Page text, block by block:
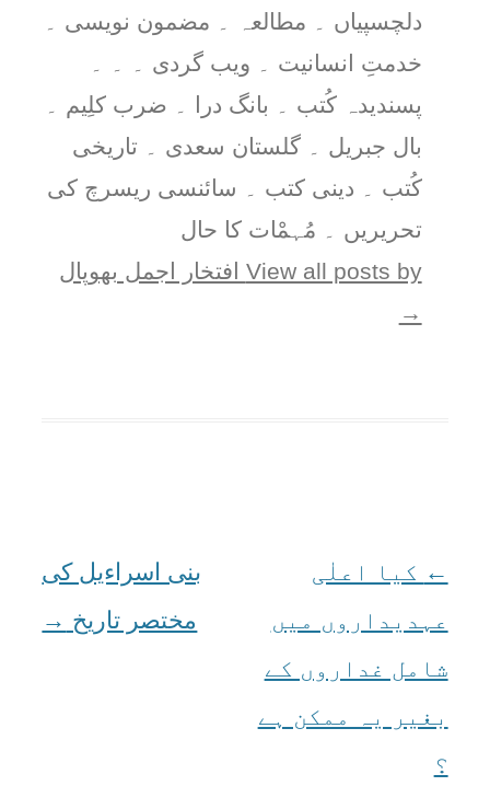
دلچسپیاں ۔ مطالعہ ۔ مضمون نویسی ۔
خدمتِ انسانیت ۔ ویب گردی ۔ ۔ ۔
پسندیدہ کُتب ۔ بانگ درا ۔ ضرب کلِیم ۔
بال جبریل ۔ گلستان سعدی ۔ تاریخی
کُتب ۔ دینی کتب ۔ سائنسی ریسرچ کی
تحریریں ۔ مُہمْات کا حال
View all posts by افتخار اجمل بھوپال
→
Post
navigation
← کیا اعلٰی
عہدیداروں میں
شامل غداروں کے
بغیر یہ ممکن ہے
؟
بنی اسراءیل کی
مختصر تاریخ →